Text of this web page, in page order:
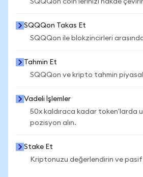
SQQQon coin'lerinizi nakde
SQQQon Takas Et
SQQQon ile blokzincirleri
Tahmin Et
SQQQon ve kripto tahmin
Vadeli İşlemler
50x kaldıraca kadar token'larda
pozisyon alın.
Stake Et
Kriptonuzu değerlendirin ve pasif